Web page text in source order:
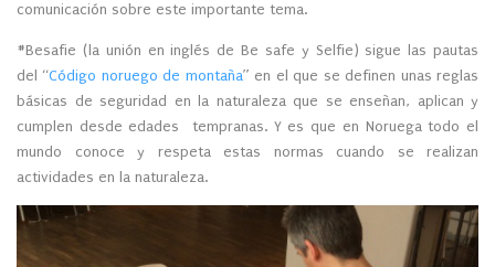
comunicación sobre este importante tema.
#Besafie (la unión en inglés de Be safe y Selfie) sigue las pautas
del “Código noruego de montaña” en el que se definen unas reglas
básicas de seguridad en la naturaleza que se enseñan, aplican y
cumplen desde edades tempranas. Y es que en Noruega todo el
mundo conoce y respeta estas normas cuando se realizan
actividades en la naturaleza.